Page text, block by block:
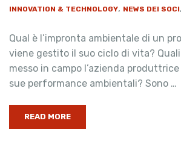
INNOVATION & TECHNOLOGY, NEWS DEI SOCI,
Qual è l’impronta ambientale di un
viene gestito il suo ciclo di vita?
messo in campo l’azienda
sue performance ambientali? Sono …
READ MORE